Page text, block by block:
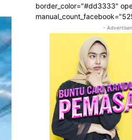
border_color="#dd3333"
-